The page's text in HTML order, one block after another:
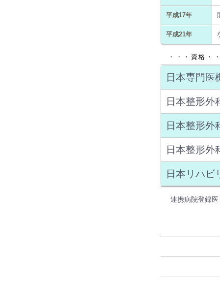
平成17年
平成21年
・・・資格・
日本専門医
日本整形外
日本整形外
日本整形外
日本リハビ
連携病院登録